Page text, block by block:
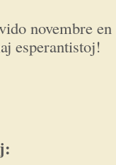
novembre
esperantistoj!